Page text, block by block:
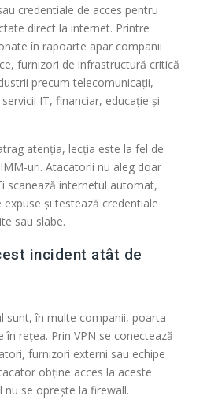
credentiale de acces pentru
direct la internet. Printre
în rapoarte apar companii
furnizori de infrastructură critică
precum telecomunicații,
IT, financiar, educație și
atenția, lecția este la fel de
uri. Atacatorii nu aleg doar
scanează internetul automat,
și testează credentiale
sau slabe.
incident atât de
sunt, în multe companii, poarta
în rețea. Prin VPN se conectează
furnizori externi sau echipe
obține acces la aceste
nu se oprește la firewall.